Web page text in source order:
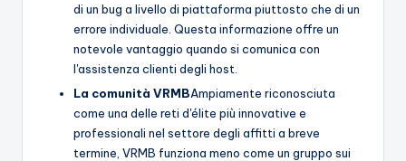
di un bug a livello di piattaforma piuttosto che di un
errore individuale. Questa informazione offre un
notevole vantaggio quando si comunica con
l'assistenza clienti degli host.
La comunità VRMBAmpiamente riconosciuta
come una delle reti d'élite più innovative e
professionali nel settore degli affitti a breve
termine, VRMB funziona meno come un gruppo sui